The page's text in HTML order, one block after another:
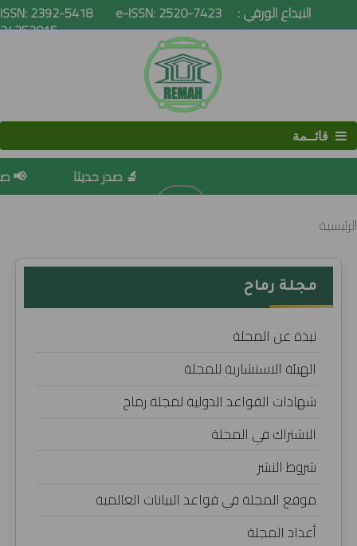
ISSN: 2392-5418 e-ISSN: 2520-7423 الايداع الورقي :
24352015
قائــمة
🔬 صدر حديثا 📢
الرئيسية
مجلة رماح
نبذة عن المجلة
الهيئة الاستشارية للمجلة
شهادات القواعد الدولية لمجلة رماح
الاشتراك في المجلة
شروط النشر
موقع المجلة في قواعد البيانات العالمية
أعداد المجلة